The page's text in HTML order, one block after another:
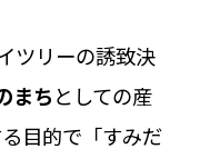
ツリーの誘致決
まちとしての産
目的で「すみだ